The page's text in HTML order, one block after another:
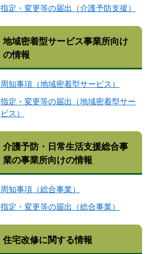
指定・変更等の届出（介護予防支援）
地域密着型サービス事業所向け
の情報
周知事項（地域密着型サービス）
指定・変更等の届出（地域密着型サー
ビス）
介護予防・日常生活支援総合事
業の事業所向けの情報
周知事項（総合事業）
指定・変更等の届出（総合事業）
住宅改修に関する情報